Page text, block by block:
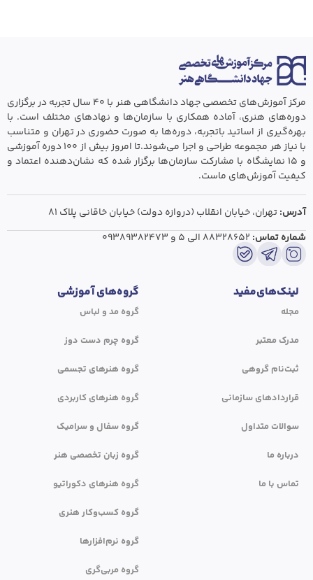
مرکز آموزش‌های تخصصی جهاد دانشگاهی هنر با ۴۰ سال تجربه در برگزاری
دوره‌های هنری، آماده همکاری با سازمان‌ها و نهادهای مختلف است. با
بهره‌گیری از اساتید باتجربه، دوره‌ها به صورت حضوری در تهران و متناسب
با نیاز هر مجموعه طراحی و اجرا می‌شوند.تا امروز بیش از ۱۰۰ دوره آموزشی
و ۱۵ نمایشگاه با مشارکت سازمان‌ها برگزار شده که نشان‌دهنده اعتماد و
کیفیت آموزش‌های ماست.
آدرس:تهران،‌ خیابان انقلاب (دروازه دولت) خیابان خاقانی پلاک ۸۱
شماره تماس: ۸۸۳۲۸۶۵۲ الی ۵ و ۰۹۳۸۹۳۸۲۴۷۳
لینک‌های‌مفید
مجله
مدرک معتبر
ثبت‌نام گروهی
قراردادهای سازمانی
سوالات متداول
درباره ما
تماس با ما
گروه‌های آموزشی
گروه مد و لباس
گروه چرم دست دوز
گروه هنرهای تجسمی
گروه هنرهای کاربردی
گروه سفال و سرامیک
گروه زبان تخصصی هنر
گروه هنرهای دکوراتیو
گروه کسب‌وکار هنری
گروه نرم‌افزارها
گروه مربی‌گری